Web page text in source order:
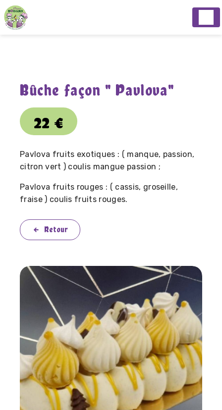
Bûche façon " Pavlova"
22 €
Pavlova fruits exotiques : ( manque, passion,
citron vert ) coulis mangue passion ;
Pavlova fruits rouges : ( cassis, groseille,
fraise ) coulis fruits rouges.
Retour
Panneau de gestion des cookies